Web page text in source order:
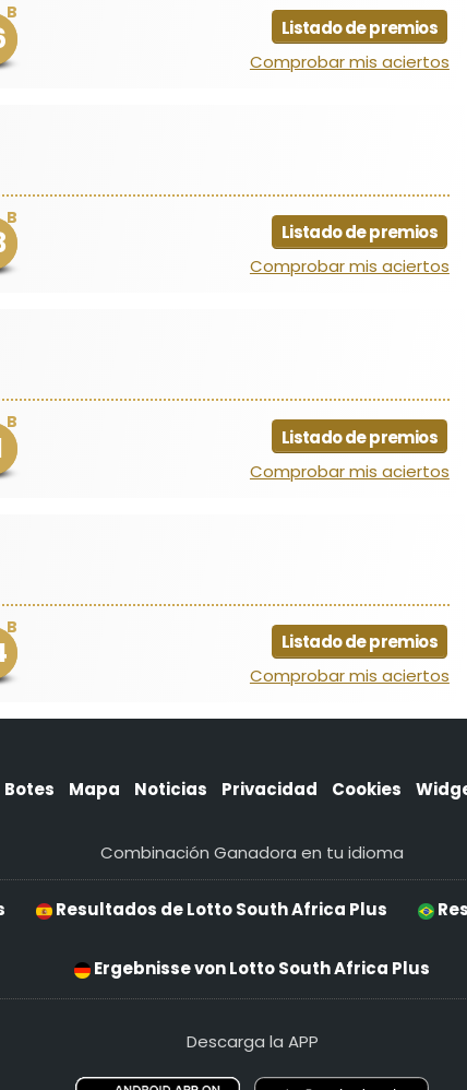
B
Listado de premios
Comprobar mis aciertos
B
Listado de premios
Comprobar mis aciertos
B
Listado de premios
Comprobar mis aciertos
B
Listado de premios
Comprobar mis aciertos
Botes Mapa Noticias Privacidad Cookies
Combinación Ganadora en tu idioma
Resultados de Lotto South Africa Plus
Ergebnisse von Lotto South Africa Plus
Descarga la APP